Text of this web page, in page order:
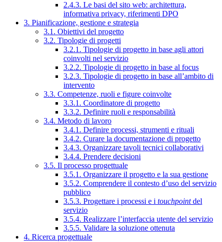
2.4.3. Le basi del sito web: architettura,
informativa privacy, riferimenti DPO
3. Pianificazione, gestione e strategia
3.1. Obiettivi del progetto
3.2. Tipologie di progetti
3.2.1. Tipologie di progetto in base agli attori
coinvolti nel servizio
3.2.2. Tipologie di progetto in base al focus
3.2.3. Tipologie di progetto in base all’ambito di
intervento
3.3. Competenze, ruoli e figure coinvolte
3.3.1. Coordinatore di progetto
3.3.2. Definire ruoli e responsabilità
3.4. Metodo di lavoro
3.4.1. Definire processi, strumenti e rituali
3.4.2. Curare la documentazione di progetto
3.4.3. Organizzare tavoli tecnici collaborativi
3.4.4. Prendere decisioni
3.5. Il processo progettuale
3.5.1. Organizzare il progetto e la sua gestione
3.5.2. Comprendere il contesto d’uso del servizio
pubblico
3.5.3. Progettare i processi e i touchpointdel
servizio
3.5.4. Realizzare l’interfaccia utente del servizio
3.5.5. Validare la soluzione ottenuta
4. Ricerca progettuale